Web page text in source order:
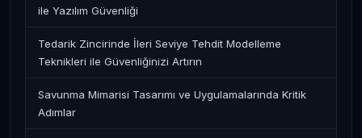
ile Yazılım Güvenliği
Tedarik Zincirinde İleri Seviye Tehdit Modelleme
Teknikleri ile Güvenliğinizi Artırın
Savunma Mimarisi Tasarımı ve Uygulamalarında Kritik
Adımlar